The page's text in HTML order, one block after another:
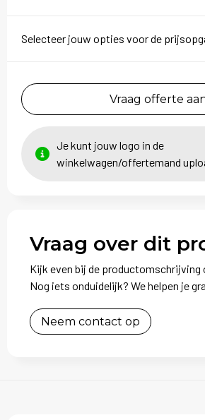
Selecteer jouw opties voor de
Vraag offerte
Je kunt jouw logo in de
winkelwagen/offertemand
Vraag over dit
Kijk even bij de
Nog iets onduidelijk? We helpen je
Neem contact op